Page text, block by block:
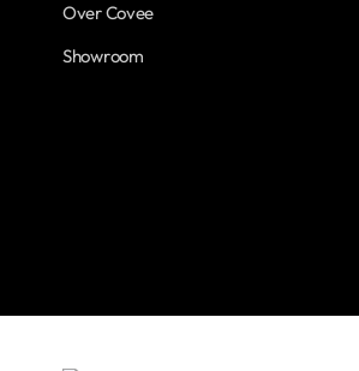
Over Covee
Showroom